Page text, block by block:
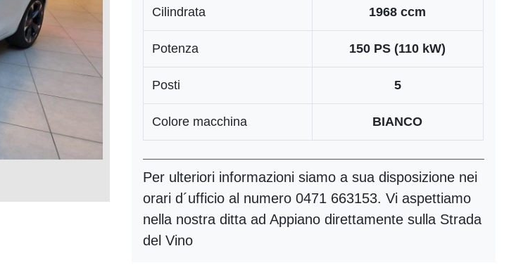
Cilindrata 1968 ccm
Potenza 150 PS (110 kW)
Posti 5
Colore macchina BIANCO
Per ulteriori informazioni siamo a sua disposizione nei
orari d´ufficio al numero 0471 663153. Vi aspettiamo
nella nostra ditta ad Appiano direttamente sulla Strada
del Vino